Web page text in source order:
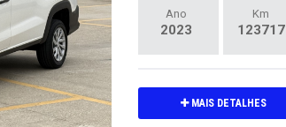
Ano
2023
Km
123717
MAIS DETALHES